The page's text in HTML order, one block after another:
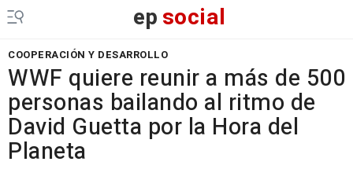
epsocial
COOPERACIÓN Y DESARROLLO
WWF quiere reunir a más de 500
personas bailando al ritmo de
David Guetta por la Hora del
Planeta